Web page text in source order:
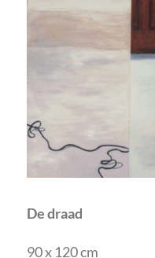
De draad
90 x 120 cm